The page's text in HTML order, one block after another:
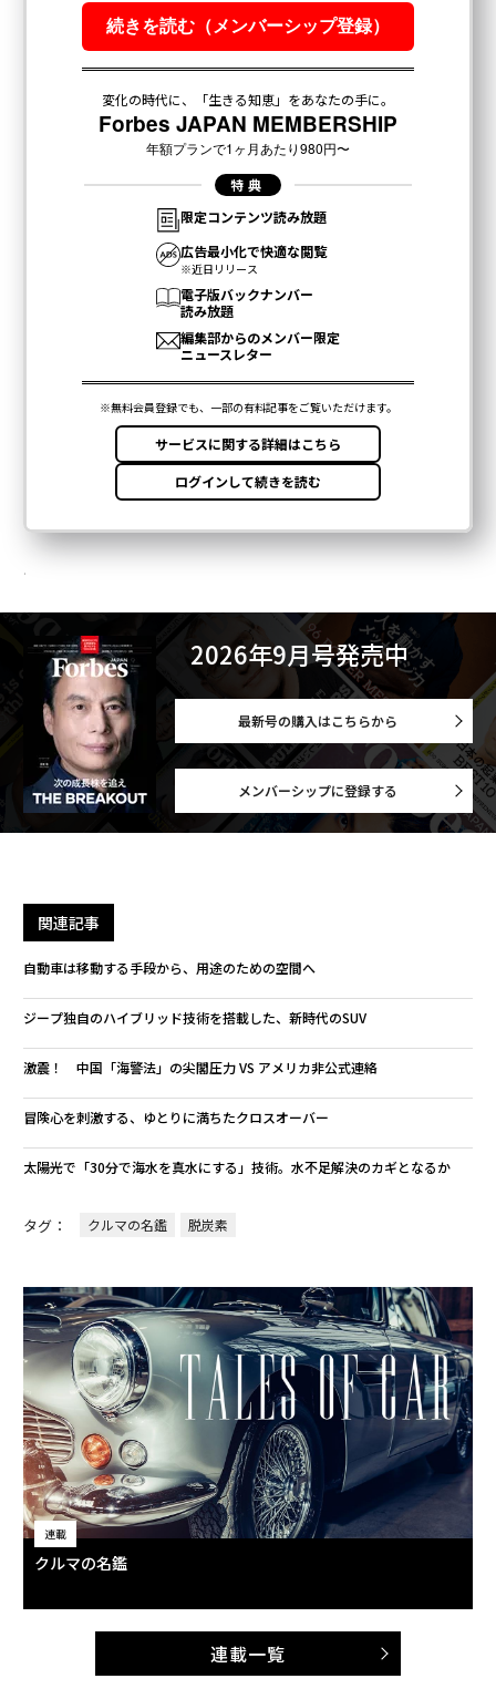
.
2026年9月号発売中
最新号の購入はこちらから
メンバーシップに登録する
関連記事
自動車は移動する手段から、用途のための空間へ
ジープ独自のハイブリッド技術を搭載した、新時代のSUV
激震！ 中国「海警法」の尖閣圧力 VS アメリカ非公式連絡
冒険心を刺激する、ゆとりに満ちたクロスオーバー
太陽光で「30分で海水を真水にする」技術。水不足解決のカギとなるか
タグ： クルマの名鑑 脱炭素
連載
クルマの名鑑
連載一覧